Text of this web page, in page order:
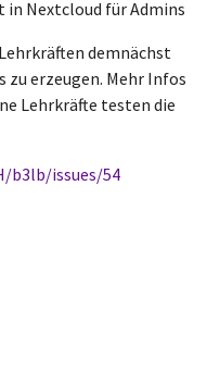
Nextcloud für Admins
demnächst
erzeugen. Mehr Infos
Lehrkräfte testen die
b3lb/issues/54